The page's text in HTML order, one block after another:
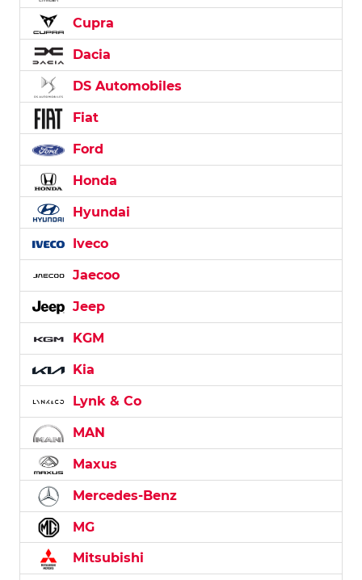
Cupra
Dacia
DS Automobiles
Fiat
Ford
Honda
Hyundai
Iveco
Jaecoo
Jeep
KGM
Kia
Lynk & Co
MAN
Maxus
Mercedes-Benz
MG
Mitsubishi